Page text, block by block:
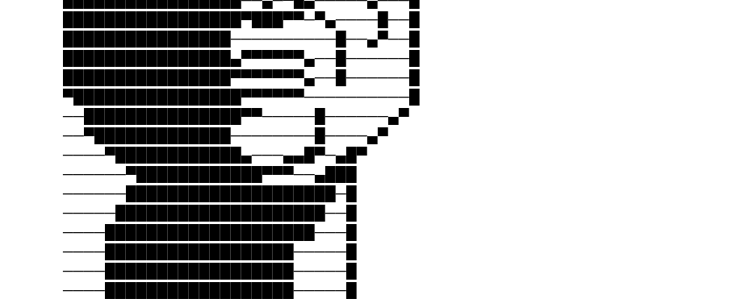
█████████████████▀███▀▀─▀▄────█──█
████████████████──────────█──▄▀──█
████████████████▄▀▀▀▀▀▀▄──█──────█
████████████████▀▀▀▀▀▀▀▄──█──────█
▀████████████████▀▀▀▀▀▀──────────█
──███████████████▀▀─────█──────▄▀
──▀█████████████────────█────▄▀
────▀████████████▄───▄▄█▀─▄█▀
──────▀████████████▀▀▀──▄███
──────████████████████████─█
─────████████████████████──█
────████████████████████───█
────██████████████████─────█
────██████████████████─────█
────██████████████████─────█